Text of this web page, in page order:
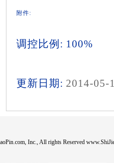
附件:
调控比例: 100%
更新日期: 2014-05-
Inc., All rights Reserved